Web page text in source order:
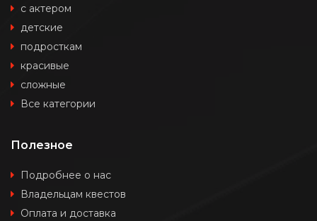
с актером
детские
подросткам
красивые
сложные
Все категории
Полезное
Подробнее о нас
Владельцам квестов
Оплата и доставка